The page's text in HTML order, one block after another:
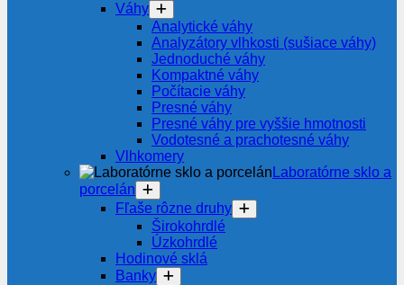
Váhy
Analytické váhy
Analyzátory vlhkosti (sušiace váhy)
Jednoduché váhy
Kompaktné váhy
Počítacie váhy
Presné váhy
Presné váhy pre vyššie hmotnosti
Vodotesné a prachotesné váhy
Vlhkomery
Laboratórne sklo a
porcelán
Fľaše rôzne druhy
Širokohrdlé
Úzkohrdlé
Hodinové sklá
Banky